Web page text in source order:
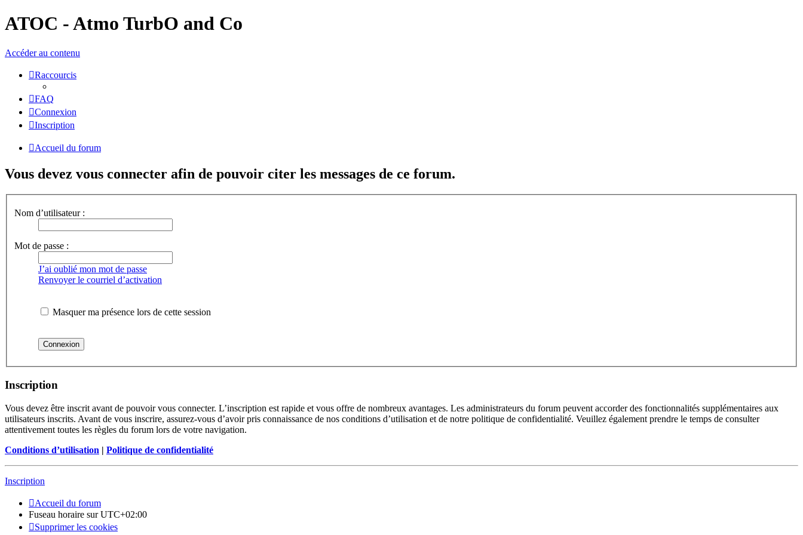
ATOC - Atmo TurbO and Co
Accéder au contenu
Raccourcis
FAQ
Connexion
Inscription
Accueil du forum
Vous devez vous connecter afin de pouvoir citer les messages de ce forum.
Nom d’utilisateur :
Mot de passe :
J’ai oublié mon mot de passe
Renvoyer le courriel d’activation
Masquer ma présence lors de cette session
Inscription
Vous devez être inscrit avant de pouvoir vous connecter. L’inscription est rapide et vous offre de nombreux avantages. Les administrateurs du forum peuvent accorder des fonctionnalités supplémentaires aux
utilisateurs inscrits. Avant de vous inscrire, assurez-vous d’avoir pris connaissance de nos conditions d’utilisation et de notre politique de confidentialité. Veuillez également prendre le temps de consulter
attentivement toutes les règles du forum lors de votre navigation.
Conditions d’utilisation | Politique de confidentialité
Inscription
Accueil du forum
Fuseau horaire surUTC+02:00
Supprimer les cookies